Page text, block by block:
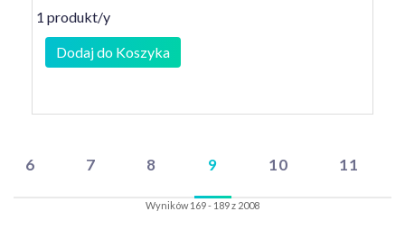
1 produkt/y
Dodaj do Koszyka
6 7 8 9 10 11
Wyników 169 - 189 z 2008